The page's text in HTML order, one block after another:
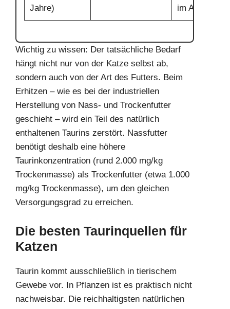
Jahre)
im Alter
Wichtig zu wissen: Der tatsächliche Bedarf
hängt nicht nur von der Katze selbst ab,
sondern auch von der Art des Futters. Beim
Erhitzen – wie es bei der industriellen
Herstellung von Nass- und Trockenfutter
geschieht – wird ein Teil des natürlich
enthaltenen Taurins zerstört. Nassfutter
benötigt deshalb eine höhere
Taurinkonzentration (rund 2.000 mg/kg
Trockenmasse) als Trockenfutter (etwa 1.000
mg/kg Trockenmasse), um den gleichen
Versorgungsgrad zu erreichen.
Die besten Taurinquellen für
Katzen
Taurin kommt ausschließlich in tierischem
Gewebe vor. In Pflanzen ist es praktisch nicht
nachweisbar. Die reichhaltigsten natürlichen